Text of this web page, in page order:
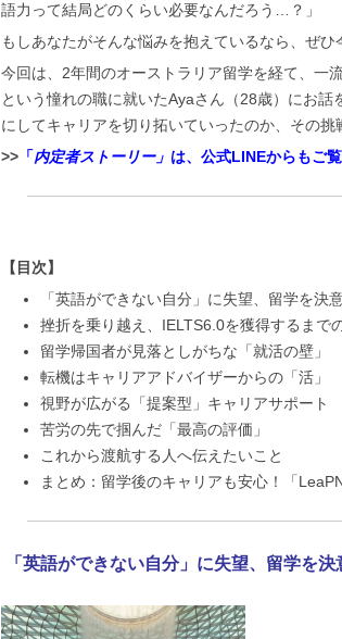
語力って結局どのくらい必要なんだろう…？」
もしあなたがそんな悩みを抱えているなら、ぜひ
今回は、2年間のオーストラリア留学を経て、一
という憧れの職に就いたAyaさん（28歳）にお
にしてキャリアを切り拓いていったのか、その挑
>> 「内定者ストーリー」 は、公式LINEからもご
【目次】
「英語ができない自分」に失望、留学を決
挫折を乗り越え、IELTS6.0を獲得するまで
留学帰国者が見落としがちな「就活の壁」
転機はキャリアアドバイザーからの「活」
視野が広がる「提案型」キャリアサポート
苦労の先で掴んだ「最高の評価」
これから渡航する人へ伝えたいこと
まとめ：留学後のキャリアも安心！「
「英語ができない自分」に失望、留学を決